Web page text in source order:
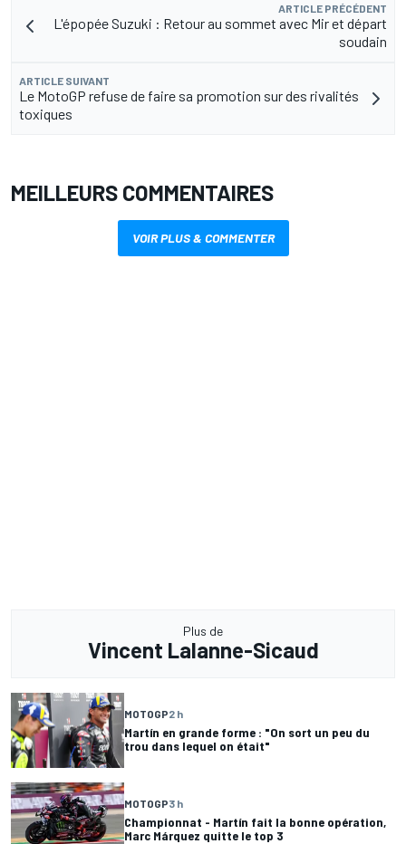
ARTICLE PRÉCÉDENT
L'épopée Suzuki : Retour au sommet avec Mir et départ
soudain
ARTICLE SUIVANT
Le MotoGP refuse de faire sa promotion sur des rivalités
toxiques
MEILLEURS COMMENTAIRES
VOIR PLUS & COMMENTER
Plus de
Vincent Lalanne-Sicaud
MOTOGP2 h
Martín en grande forme : "On sort un peu du
trou dans lequel on était"
MOTOGP3 h
Championnat - Martín fait la bonne opération,
Marc Márquez quitte le top 3